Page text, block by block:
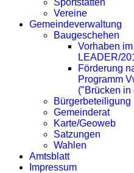
Sportstätten
Vereine
Gemeindeverwaltung
Baugeschehen
Vorhaben
LEADER/
Förderung
Programm
("Brücken in
Bürgerbeteiligung
Gemeinderat
Karte/Geoweb
Satzungen
Wahlen
Amtsblatt
Impressum